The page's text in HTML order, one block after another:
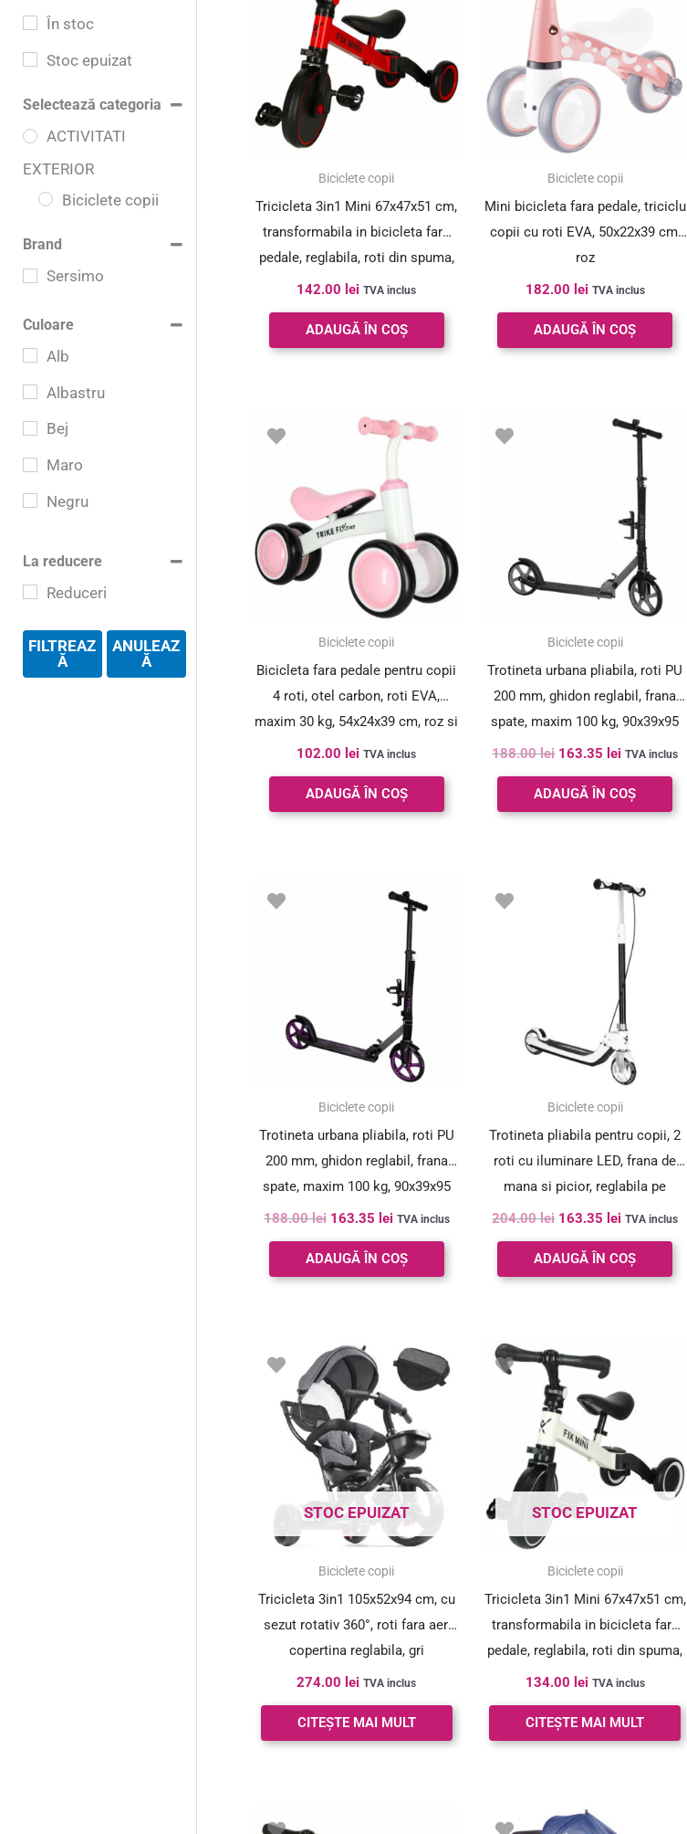
În stoc
Stoc epuizat
Selectează categoria
ACTIVITATI
EXTERIOR
Biciclete copii
Brand
Sersimo
Culoare
Alb
Albastru
Bej
Maro
Negru
La reducere
Reduceri
FILTREAZ
Ă
ANULEAZ
Ă
Biciclete copii
Tricicleta 3in1 Mini 67x47x51 cm,
transformabila in bicicleta fara
pedale, reglabila, roti din spuma,
rosu-negru
142.00 lei TVA inclus
ADAUGĂ ÎN COȘ
Biciclete copii
Mini bicicleta fara pedale, triciclu
copii cu roti EVA, 50x22x39 cm,
roz
182.00 lei TVA inclus
ADAUGĂ ÎN COȘ
Biciclete copii
Bicicleta fara pedale pentru copii
4 roti, otel carbon, roti EVA,
maxim 30 kg, 54x24x39 cm, roz si
alb
102.00 lei TVA inclus
ADAUGĂ ÎN COȘ
SUPER PREȚ!Biciclete copii
Trotineta urbana pliabila, roti PU
200 mm, ghidon reglabil, frana
spate, maxim 100 kg, 90x39x95
cm, negru si gri
188.00lei 163.35 lei
Prețul
curent
163.35 lei.
TVA inclus
ADAUGĂ ÎN COȘ
Biciclete copii
Trotineta urbana pliabila, roti PU
200 mm, ghidon reglabil, frana
spate, maxim 100 kg, 90x39x95
cm, negru si mov
188.00lei 163.35 lei
curent
este:
163.35 lei.
TVA inclus
ADAUGĂ ÎN COȘ
Biciclete copii
Trotineta pliabila pentru copii, 2
roti cu iluminare LED, frana de
mana si picior, reglabila pe
inaltime, maxim 100 kg, 73x36x94
cm, negru si alb
204.00lei
Prețul
163.35 lei
Prețul
curent
este:
163.35 lei.
TVA inclus
ADAUGĂ ÎN COȘ
STOC EPUIZAT
Biciclete copii
Tricicleta 3in1 105x52x94 cm, cu
sezut rotativ 360°, roti fara aer,
copertina reglabila, gri
274.00 lei TVA inclus
CITEȘTE MAI MULT
STOC EPUIZAT
Biciclete copii
Tricicleta 3in1 Mini 67x47x51 cm,
transformabila in bicicleta fara
pedale, reglabila, roti din spuma,
alb-negru
134.00 lei TVA inclus
CITEȘTE MAI MULT